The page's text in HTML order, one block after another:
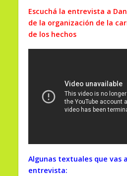
Escuchá la entrevista a
de la organización de la
de los hechos
Algunas textuales que vas
entrevista: